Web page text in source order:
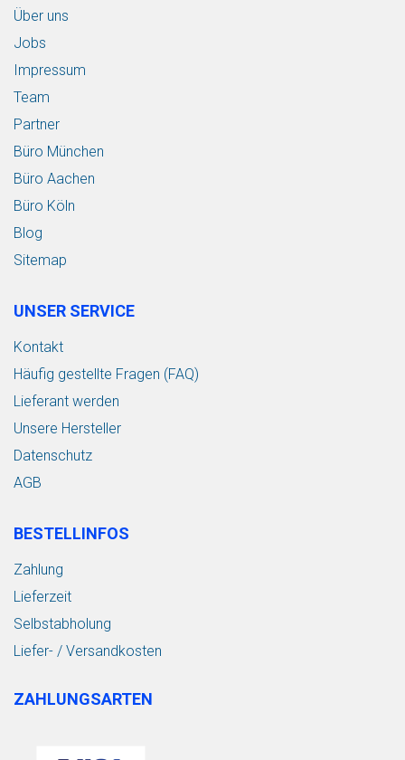
Über uns
Jobs
Impressum
Team
Partner
Büro München
Büro Aachen
Büro Köln
Blog
Sitemap
UNSER SERVICE
Kontakt
Häufig gestellte Fragen (FAQ)
Lieferant werden
Unsere Hersteller
Datenschutz
AGB
BESTELLINFOS
Zahlung
Lieferzeit
Selbstabholung
Liefer- / Versandkosten
ZAHLUNGSARTEN